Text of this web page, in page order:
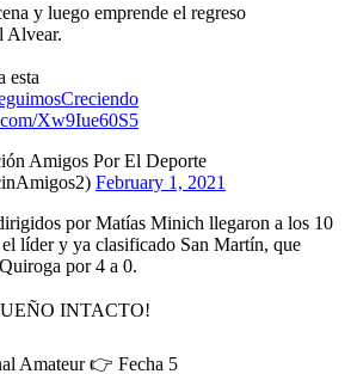
y luego emprende el regreso
Alvear.
esta
Xw9Iue60S5
Amigos Por El Deporte
February 1, 2021
por Matías Minich llegaron a los 10
líder y ya clasificado San Martín, que
por 4 a 0.
INTACTO!
Amateur 👉 Fecha 5